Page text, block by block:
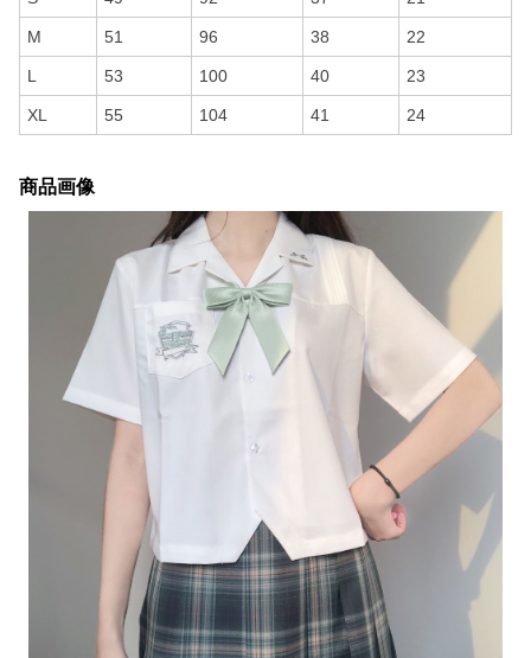
M 51 96 38 22
L 53 100 40 23
XL 55 104 41 24
商品画像